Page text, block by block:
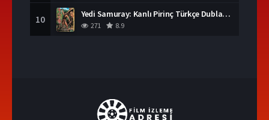
10 Yedi Samuray: Kanlı Pirinç Türkçe Dublaj İzle
271 8.9